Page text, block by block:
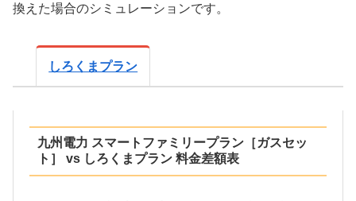
換えた場合のシミュレーションです。
しろくまプラン
九州電力 スマートファミリープラン［ガスセッ
ト］ vs しろくまプラン 料金差額表